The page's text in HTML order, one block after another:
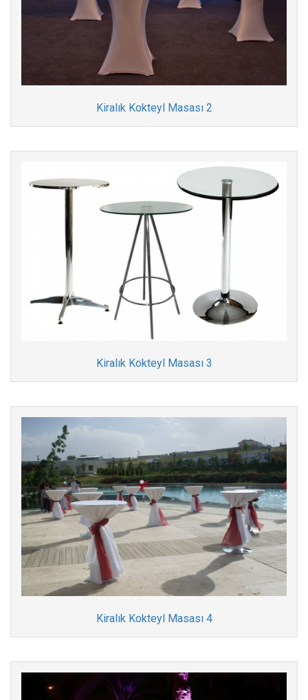
Kiralık Kokteyl Masası 2
Kiralık Kokteyl Masası 3
Kiralık Kokteyl Masası 4